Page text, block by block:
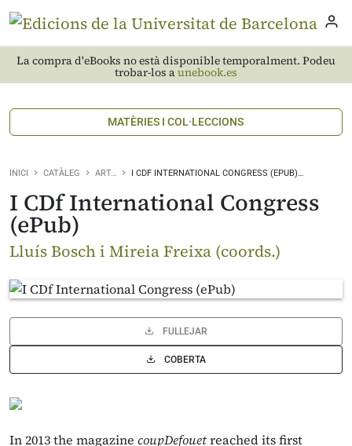
La compra d'eBooks no està disponible temporalment. Podeu
trobar-los aunebook.es
MATÈRIES I COL·LECCIONS
INICI CATÀLEG ART… I CDF INTERNATIONAL CONGRESS (EPUB)…
I CDf International Congress
(ePub)
Lluís Bosch i Mireia Freixa (coords.)
FULLEJAR
COBERTA
In 2013 the magazine coupDefouetreached its first